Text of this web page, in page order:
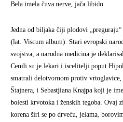
Bela imela čuva nerve, jača libido
Jedna od biljaka čiji plodovi
(lat. Viscum album). Stari evropski
svojstva, a narodna medicina je
Cenili su je lekari i iscelitelji poput
smatrali delotvornom protiv
Štajnera, i Sebastjiana Knajpa koji je
bolesti krvotoka i ženskih tegoba. Ovaj
korena širi se po drveću, jelama,